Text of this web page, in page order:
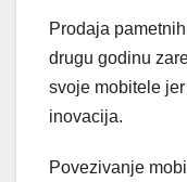
Prodaja
drugu godinu
svoje mobitele
inovacija.
Povezivanje